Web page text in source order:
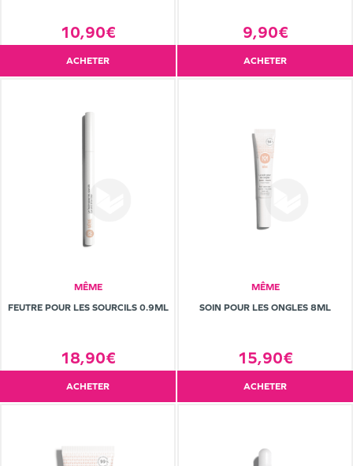
10,90€
ACHETER
9,90€
ACHETER
MÊME
FEUTRE POUR LES SOURCILS 0.9ML
18,90€
ACHETER
MÊME
SOIN POUR LES ONGLES 8ML
15,90€
ACHETER